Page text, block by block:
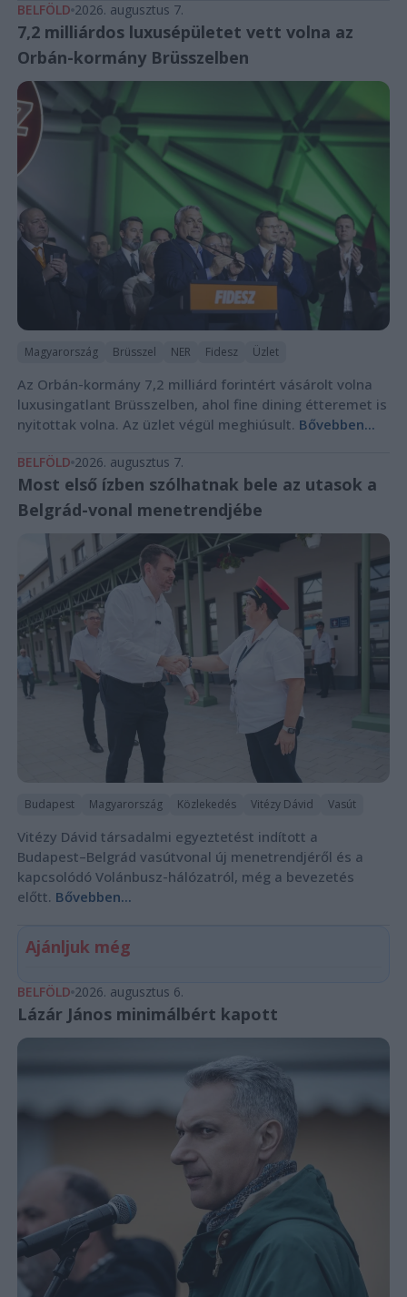
BELFÖLD 2026. augusztus 7.
7,2 milliárdos luxusépületet vett volna az
Orbán-kormány Brüsszelben
Magyarország Brüsszel NER Fidesz Üzlet
Az Orbán-kormány 7,2 milliárd forintért vásárolt volna
luxusingatlant Brüsszelben, ahol fine dining étteremet is
nyitottak volna. Az üzlet végül meghiúsult. Bővebben...
BELFÖLD 2026. augusztus 7.
Most első ízben szólhatnak bele az utasok a
Belgrád-vonal menetrendjébe
Budapest Magyarország Közlekedés Vitézy Dávid Vasút
Vitézy Dávid társadalmi egyeztetést indított a
Budapest–Belgrád vasútvonal új menetrendjéről és a
kapcsolódó Volánbusz-hálózatról, még a bevezetés
előtt. Bővebben...
Ajánljuk még
BELFÖLD 2026. augusztus 6.
Lázár János minimálbért kapott